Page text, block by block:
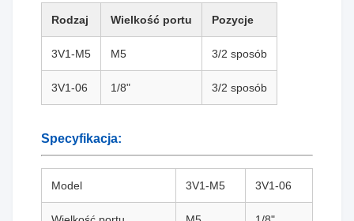
Rodzaj Wielkość portu Pozycje
3V1-M5 M5 3/2 sposób
3V1-06 1/8" 3/2 sposób
Specyfikacja:
Model 3V1-M5 3V1-06